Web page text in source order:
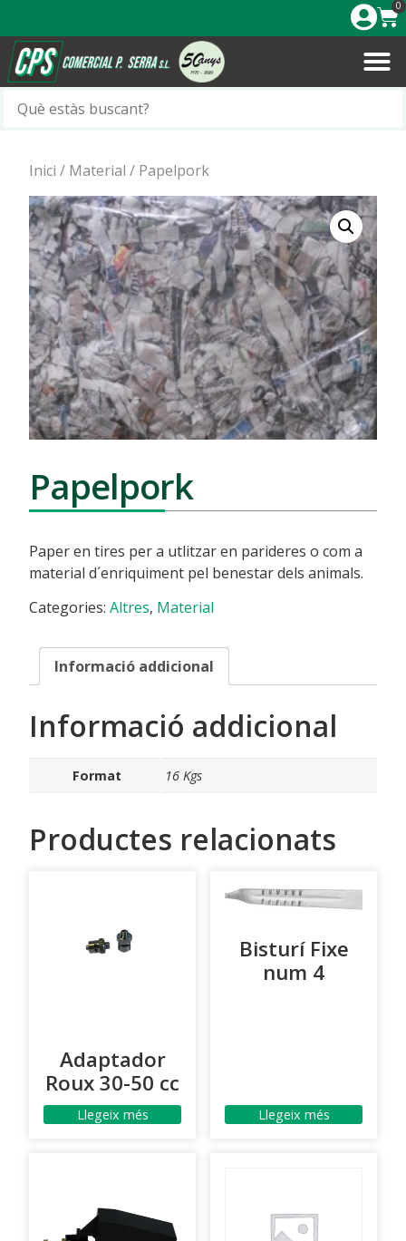
0
Inici / Material / Papelpork
Papelpork
Paper en tires per a utlitzar en parideres o com a
material d´enriquiment pel benestar dels animals.
Categories: Altres, Material
Informació addicional
Informació addicional
Format 16 Kgs
Productes relacionats
Adaptador
Roux 30-50 cc
Llegeix més
Bisturí Fixe
num 4
Llegeix més